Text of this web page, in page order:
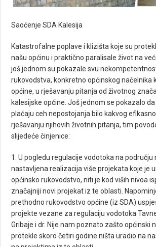
Saoćenje SDA Kalesija
Katastrofalne poplave i klizišta koje su
našu općinu i praktično paralisale život na
još jednom su pokazale svu
rukovodstva, konkretno općinskog načelnika
općine, u rješavanju pitanja od životnog
kalesijske općine. Još jednom se pokazalo
plaćaju ceh nepostojanja bilo kakvog
rješavanju njihovih životnih pitanja, tim
slijedeće činjenice:
1. U pogledu regulacije vodotoka na području
nastavljena realizacija više projekata koje je
općinsko rukovodstvo, niti je kod viših nivoa
značajniji novi projekat iz te oblasti.
prethodno rukovodstvo općine (iz SDA)
projekte vezane za regulaciju vodotoka
Gribaje i dr. Nije nam poznato zašto općinski
protekle skoro četiri godine ništa uradio na